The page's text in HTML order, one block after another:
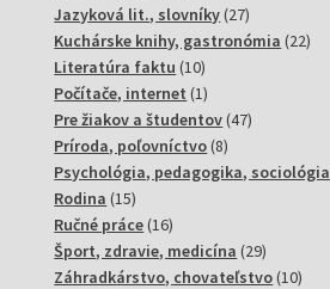
produktov
Jazyková lit., slovníky 2727
produktov
Kuchárske knihy, gastronómia 2222
Literatúra faktu 1010
produktov
Počítače, internet 11
produkt
Pre žiakov a študentov 4747
Príroda, poľovníctvo 88
produktov
Psychológia, pedagogika, sociológia
Rodina 1515
produktov
Ručné práce 1616
produktov
Šport, zdravie, medicína 2929
produktov
Záhradkárstvo, chovateľstvo 1010